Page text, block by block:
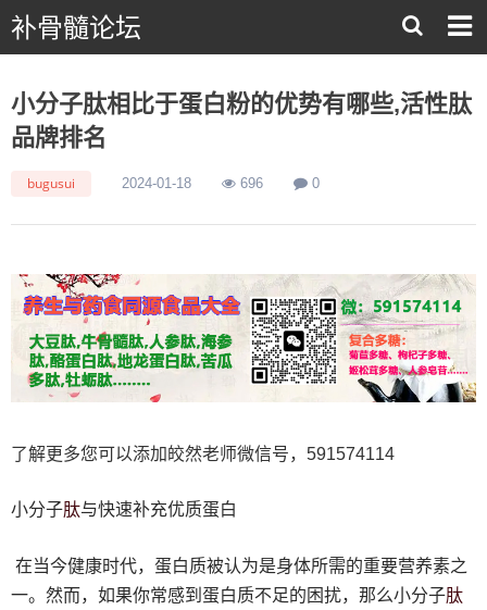
补骨髓论坛
小分子肽相比于蛋白粉的优势有哪些,活性肽
品牌排名
bugusui 2024-01-18 696 0
了解更多您可以添加皎然老师微信号，591574114
小分子肽与快速补充优质蛋白
在当今健康时代，蛋白质被认为是身体所需的重要营养素之
一。然而，如果你常感到蛋白质不足的困扰，那么小分子肽